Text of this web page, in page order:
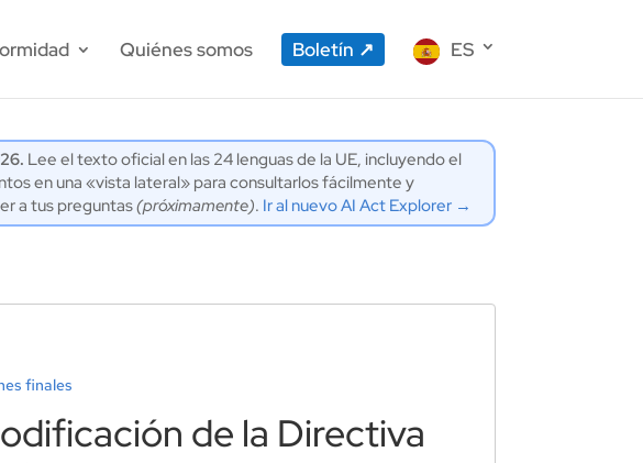
Quiénes somos Boletín ES
Lee el texto oficial en las 24 lenguas de la UE, incluyendo el
en una «vista lateral» para consultarlos fácilmente y
a tus preguntas(próximamente). Ir al nuevo AI Act Explorer →
finales
de la Directiva